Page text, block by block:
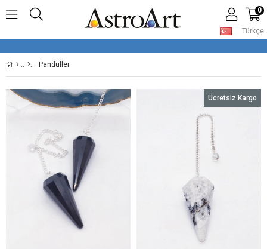
Türkçe
0
Pandüller
Ücretsiz Kargo